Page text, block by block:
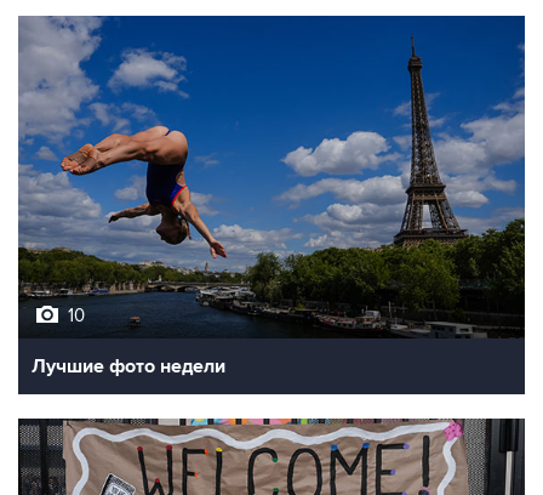
10
Лучшие фото недели